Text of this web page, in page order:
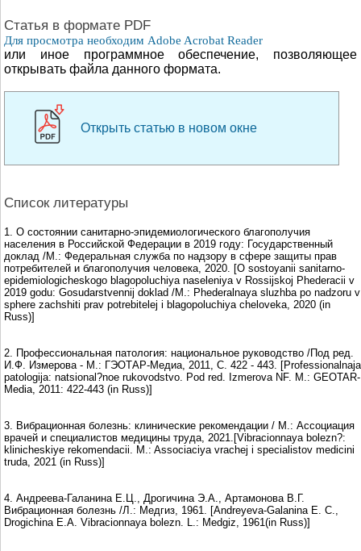
Cтатья в формате PDF
Для просмотра необходим Adobe Acrobat Reader
или иное программное обеспечение, позволяющее
открывать файла данного формата.
Открыть статью в новом окне
Список литературы
1. О состоянии санитарно-эпидемиологического благополучия
населения в Российской Федерации в 2019 году: Государственный
доклад /М.: Федеральная служба по надзору в сфере защиты прав
потребителей и благополучия человека, 2020. [O sostoyanii sanitarno-
epidemiologicheskogo blagopoluchiya naseleniya v Rossijskoj Phederacii v
2019 godu: Gosudarstvennij doklad /M.: Phederalnaya sluzhba po nadzoru v
sphere zachshiti prav potrebitelej i blagopoluchiya cheloveka, 2020 (in
Russ)]
2. Профессиональная патология: национальное руководство /Под ред.
И.Ф. Измерова - М.: ГЭОТАР-Медиа, 2011, С. 422 - 443. [Professionalnaja
patologija: natsional?noe rukovodstvo. Pod red. Izmerova NF. M.: GEOTAR-
Мedia, 2011: 422-443 (in Russ)]
3. Вибрационная болезнь: клинические рекомендации / М.: Ассоциация
врачей и специалистов медицины труда, 2021.[Vibracionnaya bolezn?:
klinicheskiye rekomendacii. M.: Associaciya vrachej i specialistov medicini
truda, 2021 (in Russ)]
4. Андреева-Галанина Е.Ц., Дрогичина Э.А., Артамонова В.Г.
Вибрационная болезнь /Л.: Медгиз, 1961. [Andreyeva-Galanina E. C.,
Drogichina E.A. Vibracionnaya bolezn. L.: Medgiz, 1961(in Russ)]